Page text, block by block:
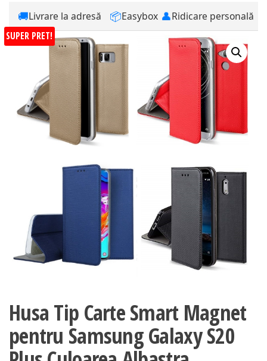
🚚Livrare la adresă 📦Easybox 👤Ridicare personală
SUPER PRET!
Husa Tip Carte Smart Magnet
pentru Samsung Galaxy S20